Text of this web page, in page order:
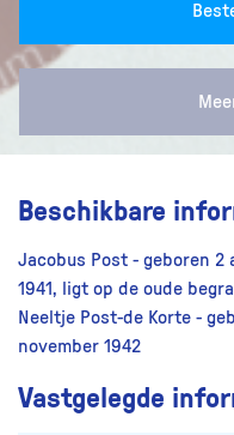
Beschikbare
Jacobus Post - geboren 2
1941, ligt op de oude
Neeltje Post-de Korte -
november 1942
Vastgelegde